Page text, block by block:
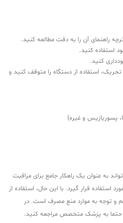
راهنمای آن را به دقت مطالعه کنید.
استفاده کنید.
کنید.
استفاده از دستگاه را متوقف کنید و
پسوریازیس و غیره)
به عنوان یک راهکار جامع برای مراقبت
قرار گیرد. با این حال، استفاده از
و توجه به موارد منع مصرف است. در
به پزشک متخصص مراجعه کنید.